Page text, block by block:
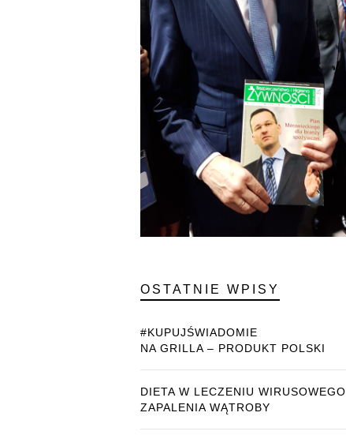
OSTATNIE WPISY
#KUPUJŚWIADOMIE
NA GRILLA – PRODUKT POLSKI
DIETA W LECZENIU WIRUSOWEGO
ZAPALENIA WĄTROBY